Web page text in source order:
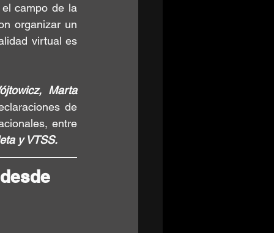
campo de la
organizar un
virtual es
Marta
de
entre
y VTSS.